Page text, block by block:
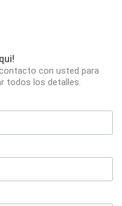
con usted para
todos los detalles.